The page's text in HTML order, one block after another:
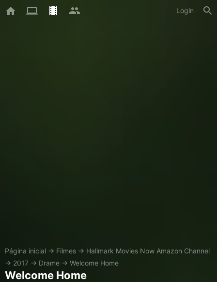
Login
Página inicial → Filmes → Hallmark Movies Now Amazon Channel
→ 2017 → Drame → Welcome Home
Welcome Home